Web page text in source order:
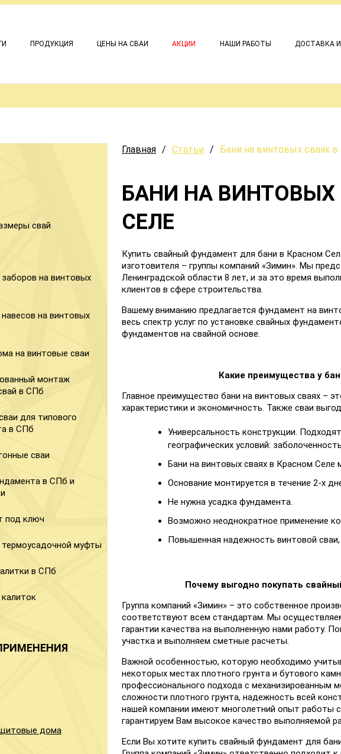
ПРОДУКЦИЯ ЦЕНЫ НА СВАИ АКЦИИ НАШИ РАБОТЫ ДОСТАВКА
свай
на винтовых
на винтовых
на винтовые сваи
монтаж
в СПб
для типового
в СПб
сваи
в СПб и
под ключ
термоусадочной муфты
в СПб
дома
Главная / Статьи / Бани на винтовых сваях
БАНИ НА ВИНТОВЫХ
СЕЛЕ
Купить свайный фундамент для бани в Красном
изготовителя – группы компаний «Зимин». Мы
Ленинградской области 8 лет, и за это время
клиентов в сфере строительства.
Вашему вниманию предлагается фундамент на
весь спектр услуг по установке свайных
фундаментов на свайной основе.
Какие преимущества у
Главное преимущество бани на винтовых сваях –
характеристики и экономичность. Также сваи
Универсальность конструкции.
географических условий:
Бани на винтовых сваях в Красном Селе
Основание монтируется в течение 2-х
Не нужна усадка фундамента.
Возможно неоднократное применение
Повышенная надежность винтовой сваи,
Почему выгодно покупать
Группа компаний «Зимин» – это собственное
соответствуют всем стандартам. Мы
гарантии качества на выполненную нами работу.
участка и выполняем сметные расчеты.
Важной особенностью, которую необходимо
некоторых местах плотного грунта и бутового
профессионального подхода с механизированным
сложности плотного грунта, надежность всей
нашей компании имеют многолетний опыт работы
гарантируем Вам высокое качество выполняемой
Если Вы хотите купить свайный фундамент для